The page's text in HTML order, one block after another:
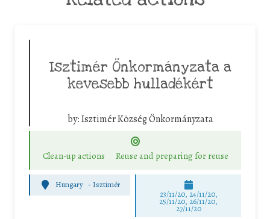
Isztimér Önkormányzata a
kevesebb hulladékért
by:Isztimér Község Önkormányzata
Clean-up actions Reuse and preparing for reuse
Hungary - Isztimér
23/11/20, 24/11/20,
25/11/20, 26/11/20,
27/11/20